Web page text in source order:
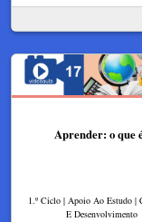
Aprender: o que
1.º Ciclo | Apoio Ao Estudo |
E Desenvolvimento